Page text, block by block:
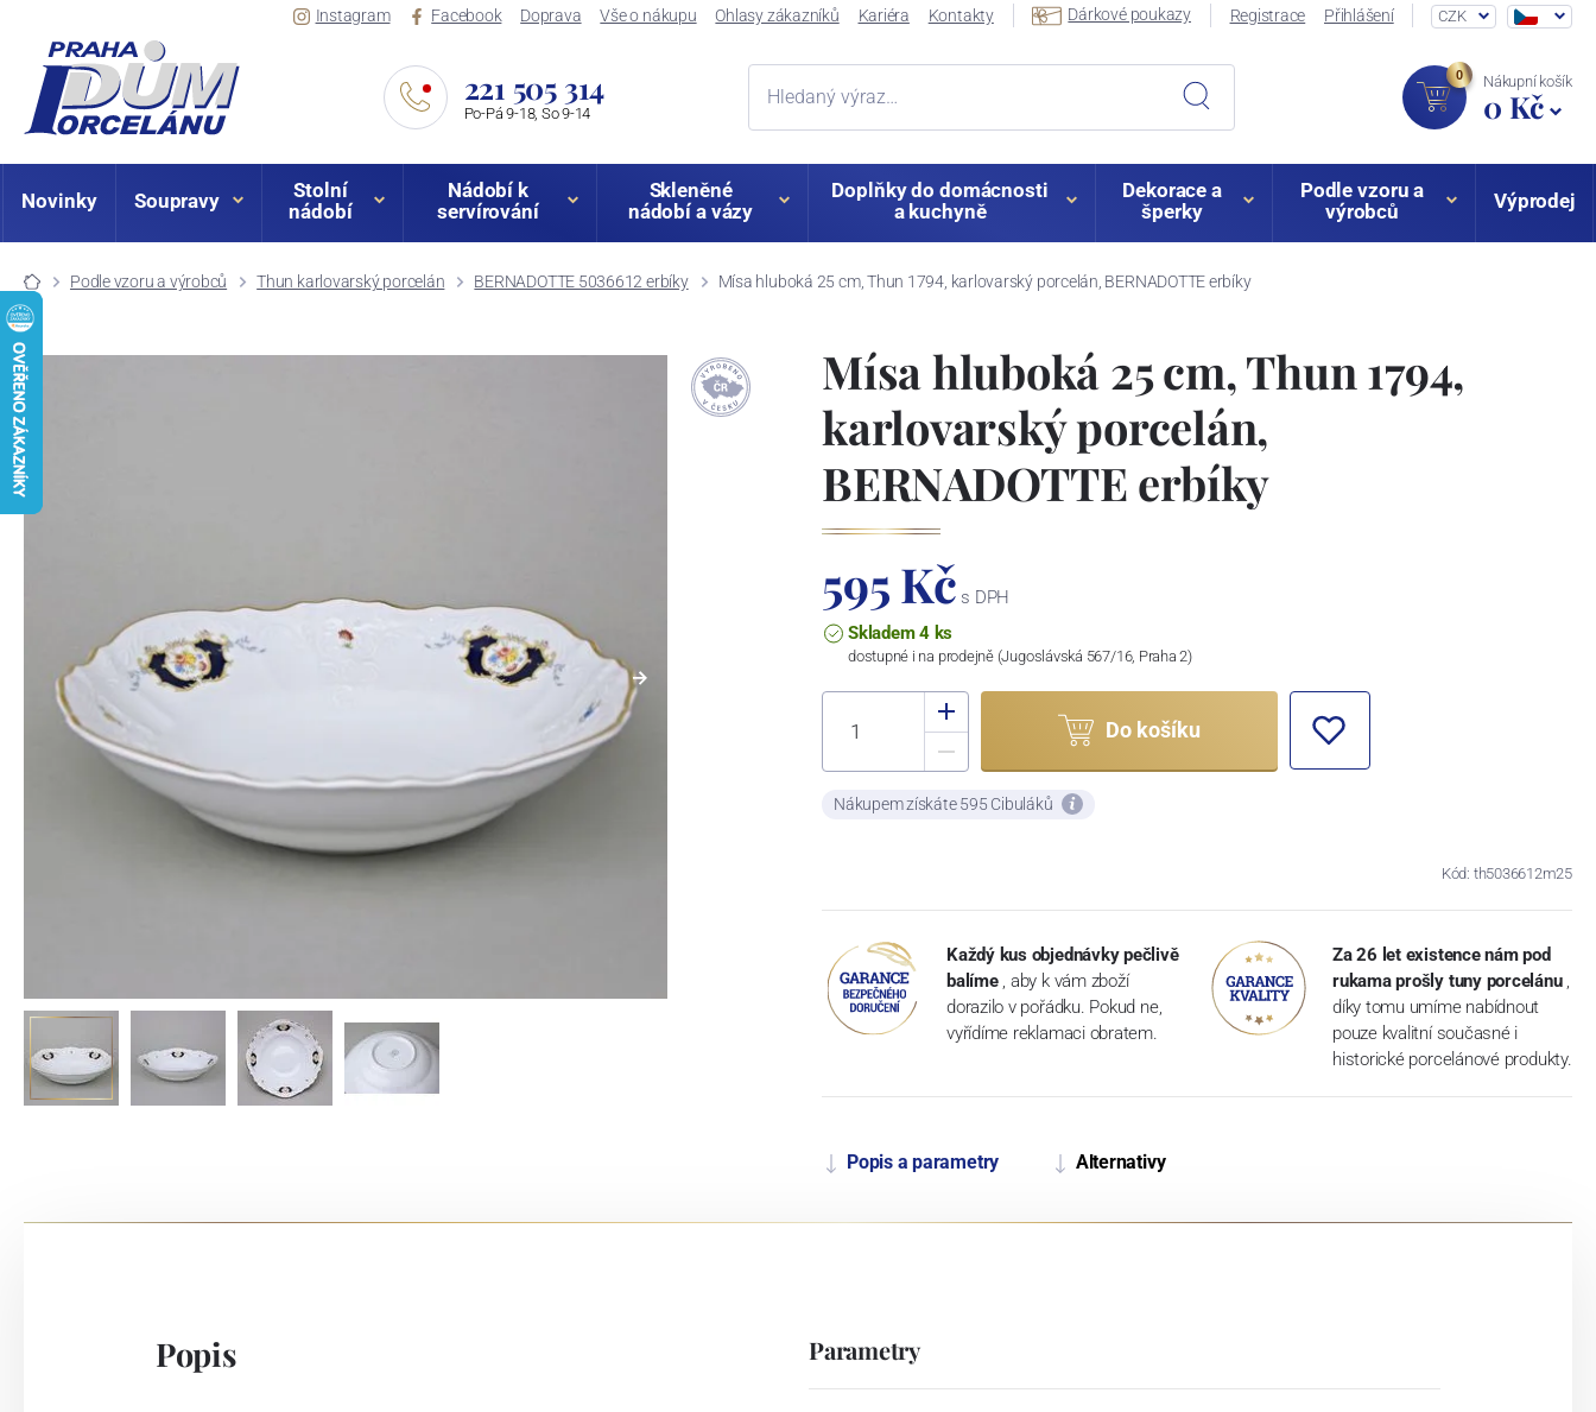
Instagram Facebook Doprava Vše o nákupu Ohlasy zákazníků Kariéra Kontakty Dárkové poukazy Registrace Přihlášení CZK
221 505 314
Po-Pá 9-18, So 9-14
0 Nákupní košík
0 Kč
Novinky Soupravy
Stolní
nádobí
Nádobí k
servírování
Skleněné
nádobí a vázy
Doplňky do domácnosti
a kuchyně
Dekorace a
šperky
Podle vzoru a
výrobců
Výprodej
Podle vzoru a výrobců Thun karlovarský porcelán BERNADOTTE 5036612 erbíky Mísa hluboká 25 cm, Thun 1794, karlovarský porcelán, BERNADOTTE erbíky
Mísa hluboká 25 cm, Thun 1794,
karlovarský porcelán,
BERNADOTTE erbíky
595 Kč s DPH
Skladem 4 ks
dostupné i na prodejně (Jugoslávská 567/16, Praha 2)
Do košíku
Nákupem získáte 595 Cibuláků
Kód: th5036612m25
Každý kus objednávky pečlivě
balíme , aby k vám zboží
dorazilo v pořádku. Pokud ne,
vyřídíme reklamaci obratem.
Za 26 let existence nám pod
rukama prošly tuny porcelánu ,
díky tomu umíme nabídnout
pouze kvalitní současné i
historické porcelánové produkty.
Popis a parametry Alternativy
Popis Parametry